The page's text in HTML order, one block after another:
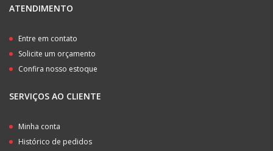
ATENDIMENTO
Entre em contato
Solicite um orçamento
Confira nosso estoque
SERVIÇOS AO CLIENTE
Minha conta
Histórico de pedidos